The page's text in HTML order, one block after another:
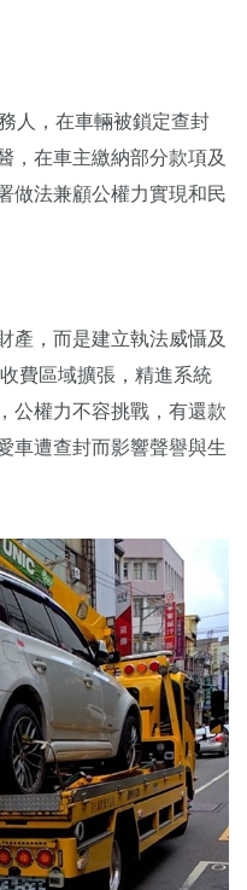
人，在車輛被鎖定查封
，在車主繳納部分款項及
做法兼顧公權力實現和民
產，而是建立執法威懾及
費區域擴張，精進系統
公權力不容挑戰，有還款
車遭查封而影響聲譽與生